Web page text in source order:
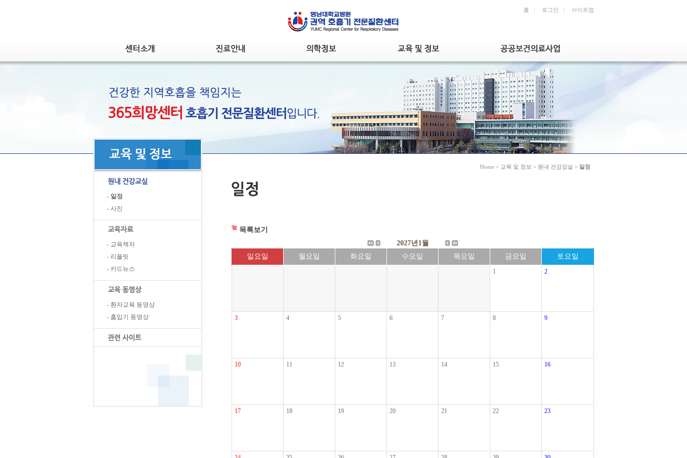
홈 로그인 사이트맵
- 일정
- 사진
- 교육책자
- 리플릿
- 카드뉴스
- 환자교육 동영상
- 흡입기 동영상
Home > 교육 및 정보 > 원내 건강강실 > 일정
목록보기
2027년1월
일요일
월요일 화요일 수요일 목요일 금요일 토요일
1 2
3 4 5 6 7 8 9
10 11 12 13 14 15 16
17 18 19 20 21 22 23